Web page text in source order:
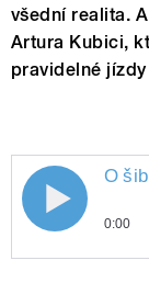
všední realita.
Artura Kubici,
pravidelné
O
0:00